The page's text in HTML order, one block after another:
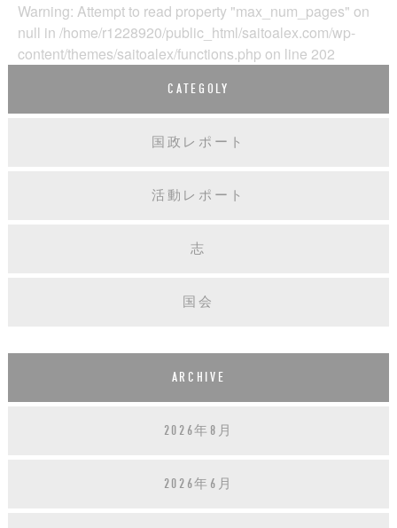
Warning: Attempt to read property "max_num_pages" on
null in /home/r1228920/public_html/saitoalex.com/wp-
content/themes/saitoalex/functions.php on line 202
CATEGOLY
国政レポート
活動レポート
志
国会
ARCHIVE
2026年8月
2026年6月